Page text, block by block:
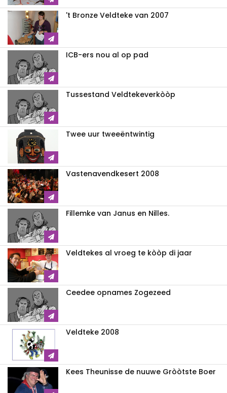
't Bronze Veldteke van 2007
ICB-ers nou al op pad
Tussestand Veldtekeverkòòp
Twee uur tweeëntwintig
Vastenavendkesert 2008
Fillemke van Janus en Nilles.
Veldtekes al vroeg te kòòp di jaar
Ceedee opnames Zogezeed
Veldteke 2008
Kees Theunisse de nuuwe Gròòtste Boer